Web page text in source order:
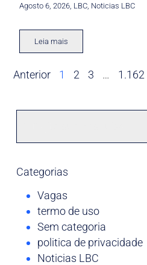
Agosto 6, 2026 LBC Noticias LBC
Leia mais
Anterior 1 2 3 … 1.162
Categorias
Vagas
termo de uso
Sem categoria
politica de privacidade
Noticias LBC